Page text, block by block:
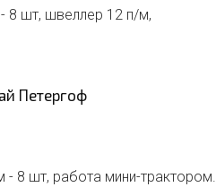
8 шт, швеллер 12 п/м,
- 8 шт, работа мини-трактором.